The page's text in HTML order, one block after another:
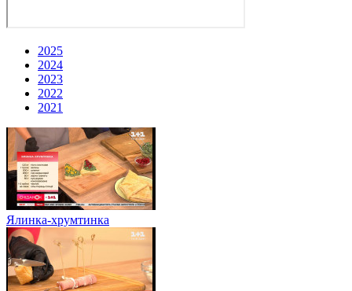
2025
2024
2023
2022
2021
Ялинка-хрумтинка